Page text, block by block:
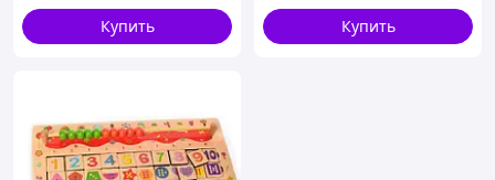
Купить
Купить